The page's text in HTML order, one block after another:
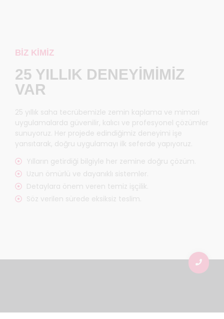
BIZ KIMIZ
25 YILLIK DENEYİMİMİZ
VAR
25 yıllık saha tecrübemizle zemin kaplama ve mimari
uygulamalarda güvenilir, kalıcı ve profesyonel çözümler
sunuyoruz. Her projede edindiğimiz deneyimi işe
yansıtarak, doğru uygulamayı ilk seferde yapıyoruz.
Yılların getirdiği bilgiyle her zemine doğru çözüm.
Uzun ömürlü ve dayanıklı sistemler.
Detaylara önem veren temiz işçilik.
Söz verilen sürede eksiksiz teslim.